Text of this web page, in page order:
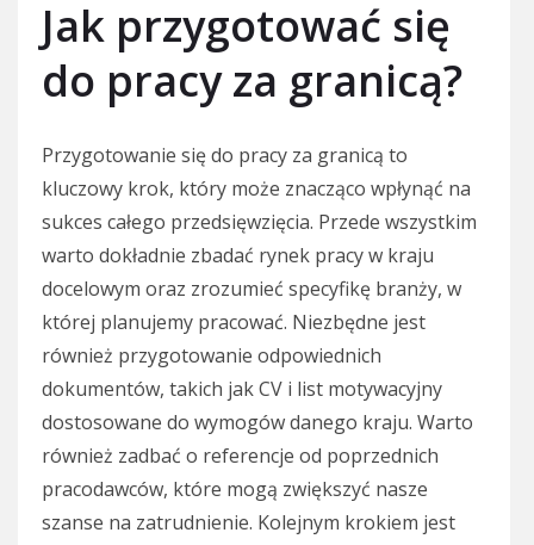
Jak przygotować się
do pracy za granicą?
Przygotowanie się do pracy za granicą to
kluczowy krok, który może znacząco wpłynąć na
sukces całego przedsięwzięcia. Przede wszystkim
warto dokładnie zbadać rynek pracy w kraju
docelowym oraz zrozumieć specyfikę branży, w
której planujemy pracować. Niezbędne jest
również przygotowanie odpowiednich
dokumentów, takich jak CV i list motywacyjny
dostosowane do wymogów danego kraju. Warto
również zadbać o referencje od poprzednich
pracodawców, które mogą zwiększyć nasze
szanse na zatrudnienie. Kolejnym krokiem jest